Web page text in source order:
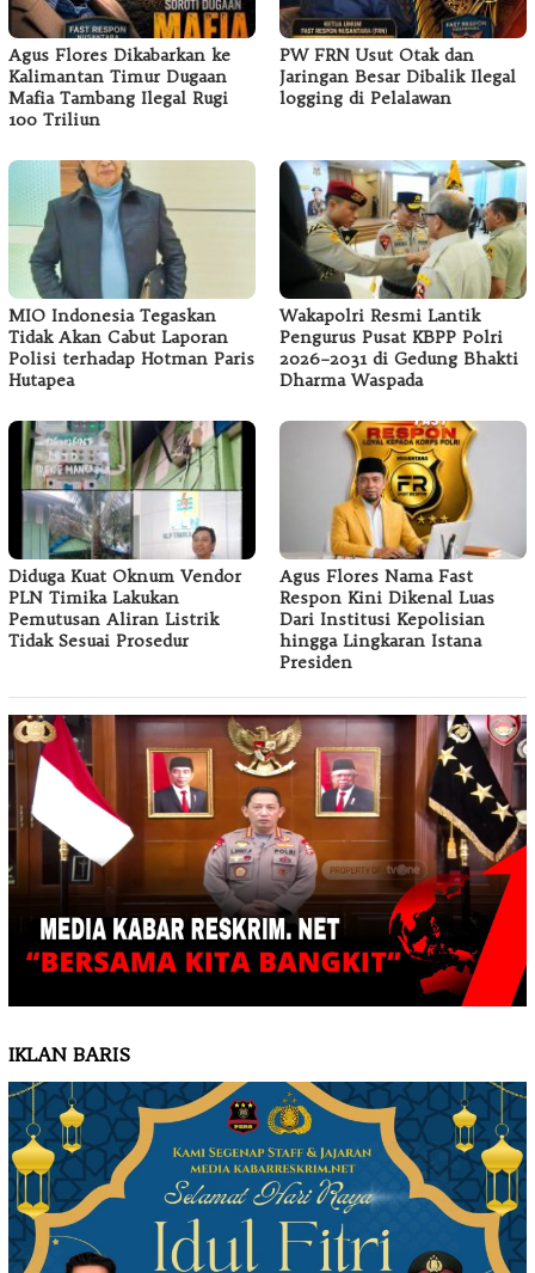
Agus Flores Dikabarkan ke
Kalimantan Timur Dugaan
Mafia Tambang Ilegal Rugi
100 Triliun
PW FRN Usut Otak dan
Jaringan Besar Dibalik Ilegal
logging di Pelalawan
MIO Indonesia Tegaskan
Tidak Akan Cabut Laporan
Polisi terhadap Hotman Paris
Hutapea
Wakapolri Resmi Lantik
Pengurus Pusat KBPP Polri
2026–2031 di Gedung Bhakti
Dharma Waspada
Diduga Kuat Oknum Vendor
PLN Timika Lakukan
Pemutusan Aliran Listrik
Tidak Sesuai Prosedur
Agus Flores Nama Fast
Respon Kini Dikenal Luas
Dari Institusi Kepolisian
hingga Lingkaran Istana
Presiden
IKLAN BARIS